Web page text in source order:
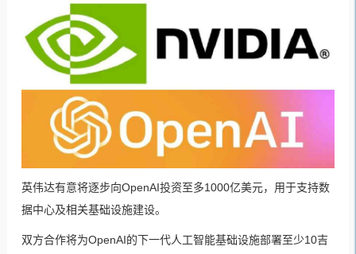
英伟达有意将逐步向OpenAI投资至多1000亿美元，用于支持数
据中心及相关基础设施建设。
双方合作将为OpenAI的下一代人工智能基础设施部署至少10吉